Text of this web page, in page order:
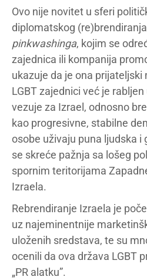
Ovo nije novitet u sferi
diplomatskog
pinkwashinga, kojim se
zajednica ili kompanija
ukazuje da je ona prijateljski
LGBT zajednici već je
vezuje za Izrael, odnosno
kao progresivne, stabilne
osobe uživaju puna ljudska i
se skreće pažnja sa lošeg
spornim teritorijama
Izraela.
Rebrendiranje Izraela je
uz najeminentnije
uloženih sredstava, te su
ocenili da ova država LGBT
„PR alatku”.